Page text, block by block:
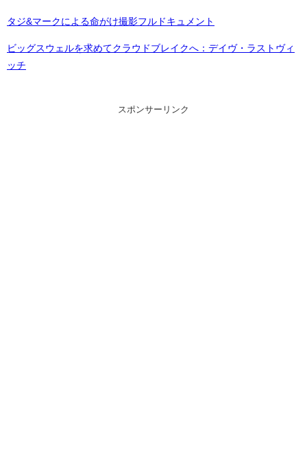
タジ&マークによる命がけ撮影フルドキュメント
ビッグスウェルを求めてクラウドブレイクへ：デイヴ・ラストヴィ
ッチ
スポンサーリンク